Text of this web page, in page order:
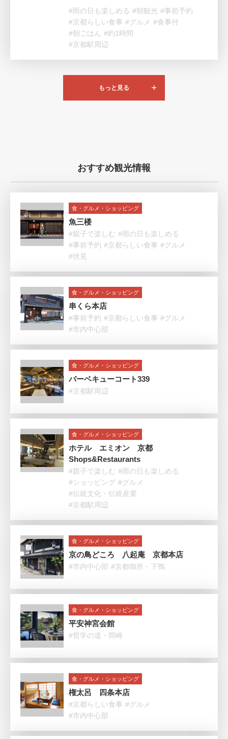
#雨の日も楽しめる #朝観光 #事前予約
#京都らしい食事 #グルメ #食事付
#朝ごはん #約1時間
#京都駅周辺
もっと見る
おすすめ観光情報
食・グルメ・ショッピング
魚三楼
#親子で楽しむ #雨の日も楽しめる
#事前予約 #京都らしい食事 #グルメ
#伏見
食・グルメ・ショッピング
串くら本店
#事前予約 #京都らしい食事 #グルメ
#市内中心部
食・グルメ・ショッピング
バーベキューコート339
#京都駅周辺
食・グルメ・ショッピング
ホテル エミオン 京都
Shops&Restaurants
#親子で楽しむ #雨の日も楽しめる
#ショッピング #グルメ
#伝統文化・伝統産業
#京都駅周辺
食・グルメ・ショッピング
京の鳥どころ 八起庵 京都本店
#市内中心部 #京都御所・下鴨
食・グルメ・ショッピング
平安神宮会館
#哲学の道・岡崎
食・グルメ・ショッピング
権太呂 四条本店
#京都らしい食事 #グルメ
#市内中心部